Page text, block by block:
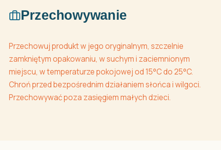
Przechowywanie
Przechowuj produkt w jego oryginalnym, szczelnie
zamkniętym opakowaniu, w suchym i zaciemnionym
miejscu, w temperaturze pokojowej od 15°C do 25°C.
Chroń przed bezpośrednim działaniem słońca i wilgoci.
Przechowywać poza zasięgiem małych dzieci.